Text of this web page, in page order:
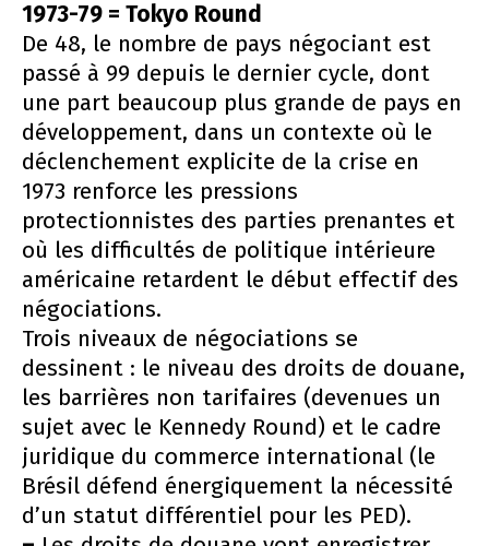
1973-79 = Tokyo Round
De 48, le nombre de pays négociant est
passé à 99 depuis le dernier cycle, dont
une part beaucoup plus grande de pays en
développement, dans un contexte où le
déclenchement explicite de la crise en
1973 renforce les pressions
protectionnistes des parties prenantes et
où les difficultés de politique intérieure
américaine retardent le début effectif des
négociations.
Trois niveaux de négociations se
dessinent : le niveau des droits de douane,
les barrières non tarifaires (devenues un
sujet avec le Kennedy Round) et le cadre
juridique du commerce international (le
Brésil défend énergiquement la nécessité
d’un statut différentiel pour les PED).